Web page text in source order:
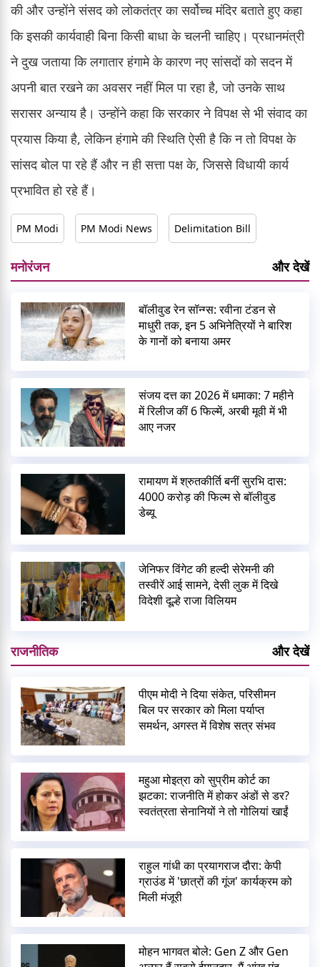
की और उन्होंने संसद को लोकतंत्र का सर्वोच्च मंदिर बताते हुए कहा
कि इसकी कार्यवाही बिना किसी बाधा के चलनी चाहिए। प्रधानमंत्री
ने दुख जताया कि लगातार हंगामे के कारण नए सांसदों को सदन में
अपनी बात रखने का अवसर नहीं मिल पा रहा है, जो उनके साथ
सरासर अन्याय है। उन्होंने कहा कि सरकार ने विपक्ष से भी संवाद का
प्रयास किया है, लेकिन हंगामे की स्थिति ऐसी है कि न तो विपक्ष के
सांसद बोल पा रहे हैं और न ही सत्ता पक्ष के, जिससे विधायी कार्य
प्रभावित हो रहे हैं।
PM Modi PM Modi News Delimitation Bill
मनोरंजन और देखें
बॉलीवुड रेन सॉन्ग्स: रवीना टंडन से
माधुरी तक, इन 5 अभिनेत्रियों ने बारिश
के गानों को बनाया अमर
संजय दत्त का 2026 में धमाका: 7 महीने
में रिलीज कीं 6 फिल्में, अरबी मूवी में भी
आए नजर
रामायण में श्रुतकीर्ति बनीं सुरभि दास:
4000 करोड़ की फिल्म से बॉलीवुड
डेब्यू
जेनिफर विंगेट की हल्दी सेरेमनी की
तस्वीरें आई सामने, देसी लुक में दिखे
विदेशी दूल्हे राजा विलियम
राजनीतिक और देखें
पीएम मोदी ने दिया संकेत, परिसीमन
बिल पर सरकार को मिला पर्याप्त
समर्थन, अगस्त में विशेष सत्र संभव
महुआ मोइत्रा को सुप्रीम कोर्ट का
झटका: राजनीति में होकर अंडों से डर?
स्वतंत्रता सेनानियों ने तो गोलियां खाईं
राहुल गांधी का प्रयागराज दौरा: केपी
ग्राउंड में 'छात्रों की गूंज' कार्यक्रम को
मिली मंजूरी
मोहन भागवत बोले: Gen Z और Gen